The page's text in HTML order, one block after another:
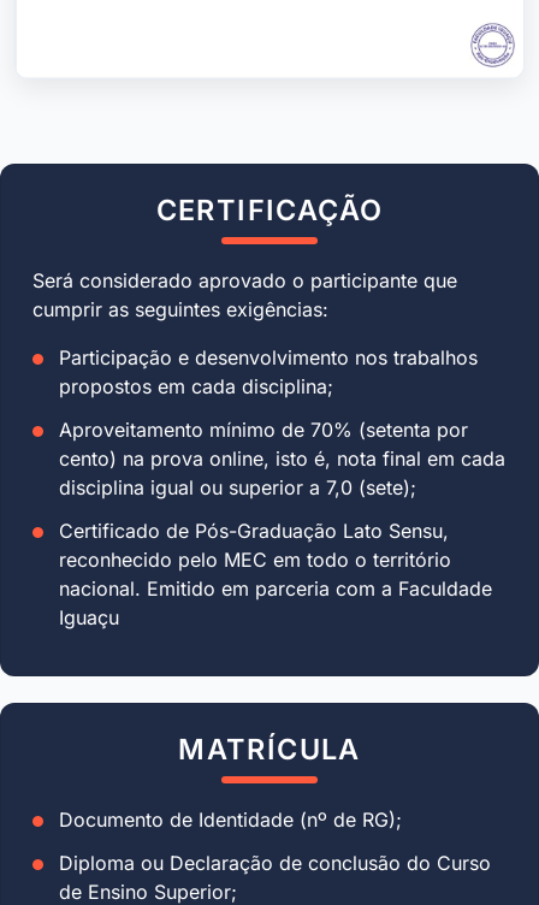
CERTIFICAÇÃO
Será considerado aprovado o participante que
cumprir as seguintes exigências:
Participação e desenvolvimento nos trabalhos
propostos em cada disciplina;
Aproveitamento mínimo de 70% (setenta por
cento) na prova online, isto é, nota final em cada
disciplina igual ou superior a 7,0 (sete);
Certificado de Pós-Graduação Lato Sensu,
reconhecido pelo MEC em todo o território
nacional. Emitido em parceria com a Faculdade
Iguaçu
MATRÍCULA
Documento de Identidade (nº de RG);
Diploma ou Declaração de conclusão do Curso
de Ensino Superior;